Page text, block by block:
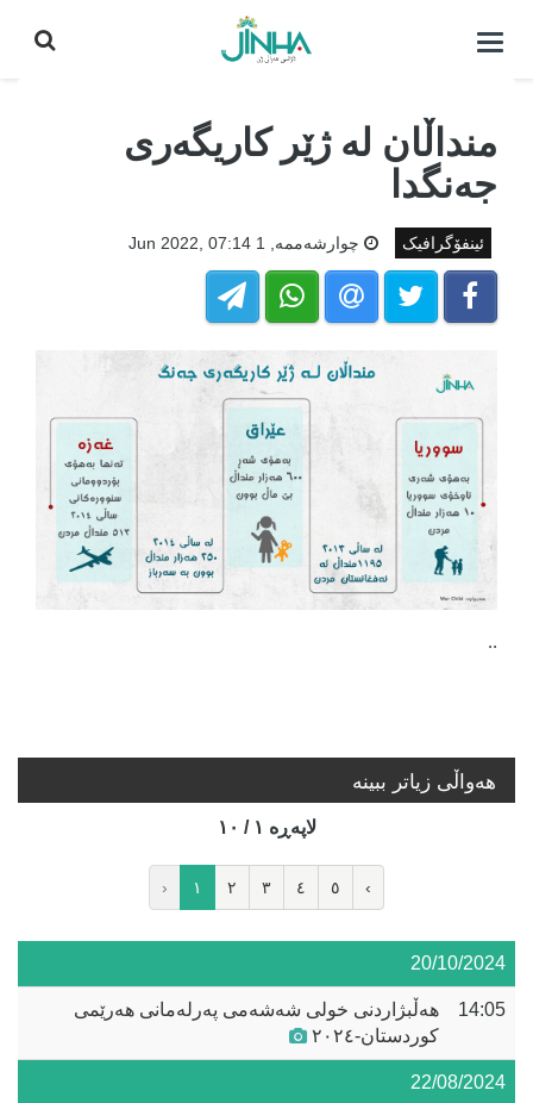
كردنه‌وه‌ی
منداڵان لە ژێر کاریگەری
جەنگدا
ئینفۆگرافیک چوارشه‌ممه‌, 1 Jun 2022, 07:14
..
هه‌واڵی زیاتر ببینە
لاپه‌ڕه‌ ١ / ١٠
‹ ١ ٢ ٣ ٤ ٥ ›
20/10/2024
14:05
هەڵبژاردنی خولی شەشەمی پەرلەمانی هەرێمی
کوردستان-٢٠٢٤
22/08/2024